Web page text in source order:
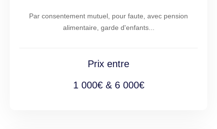
Par consentement mutuel, pour faute, avec pension
alimentaire, garde d'enfants...
Prix entre
1 000€ & 6 000€